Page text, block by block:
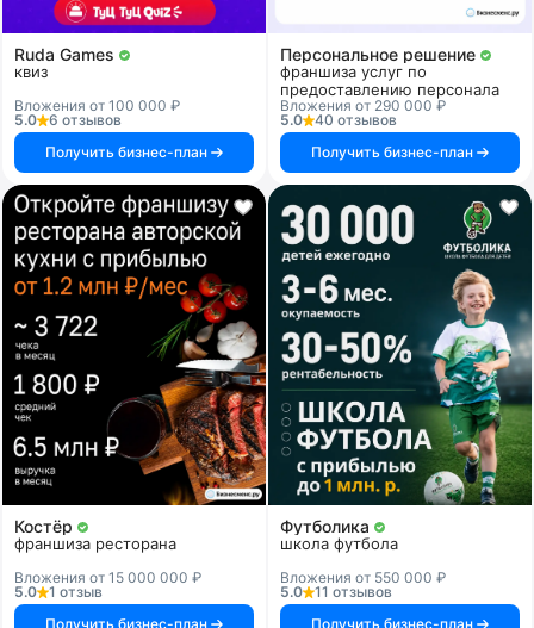
Ruda Games
квиз
Вложения от 100 000 ₽
5.0
6 отзывов
Получить бизнес-план
Персональное решение
франшиза услуг по
предоставлению персонала
Вложения от 290 000 ₽
5.0
40 отзывов
Получить бизнес-план
Костёр
франшиза ресторана
Вложения от 15 000 000 ₽
5.0
1 отзыв
Получить бизнес-план
Футболика
школа футбола
Вложения от 550 000 ₽
5.0
11 отзывов
Получить бизнес-план